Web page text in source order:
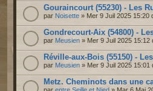
Gouraincourt (55230) - Les
par Noisette » Mer 9 Juil 2025 15:20
Gondrecourt-Aix (54800) -
par Meusien » Mer 9 Juil 2025 15:12
Réville-aux-Bois (55150) -
par Meusien » Mer 9 Juil 2025 15:01
Metz. Cheminots dans une
par entre Seille et Nied » Mar 6 Mai